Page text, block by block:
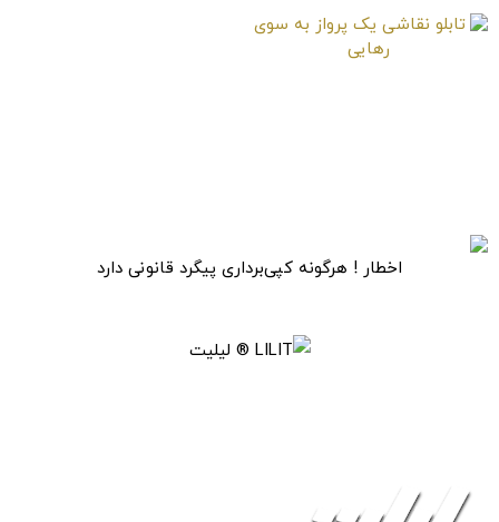
اخطار ! هرگونه کپی‌برداری پیگرد قانونی دارد